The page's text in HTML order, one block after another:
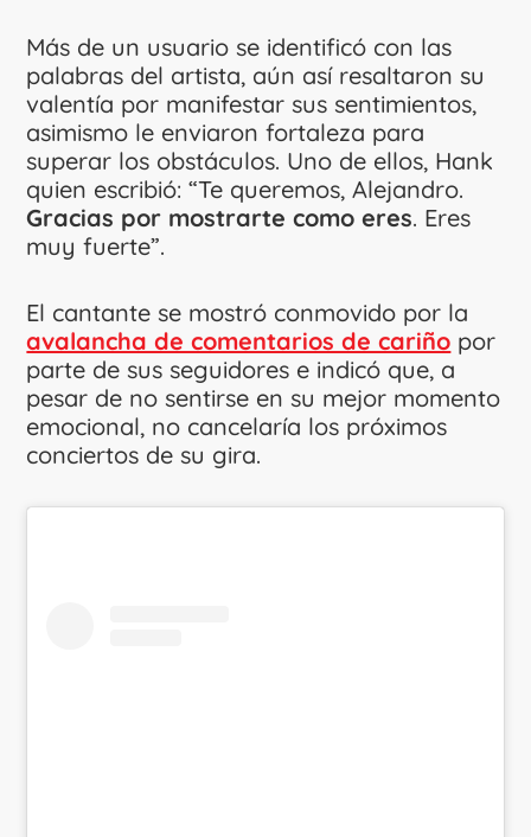
Más de un usuario se identificó con las
palabras del artista, aún así resaltaron su
valentía por manifestar sus sentimientos,
asimismo le enviaron fortaleza para
superar los obstáculos. Uno de ellos, Hank
quien escribió: “Te queremos, Alejandro.
Gracias por mostrarte como eres. Eres
muy fuerte”.
El cantante se mostró conmovido por la
avalancha de comentarios de cariño por
parte de sus seguidores e indicó que, a
pesar de no sentirse en su mejor momento
emocional, no cancelaría los próximos
conciertos de su gira.